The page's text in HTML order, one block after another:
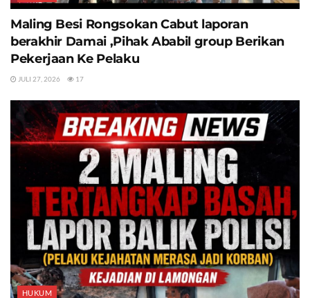
Maling Besi Rongsokan Cabut laporan
berakhir Damai ,Pihak Ababil group Berikan
Pekerjaan Ke Pelaku
JULI 27, 2026 17
HUKUM